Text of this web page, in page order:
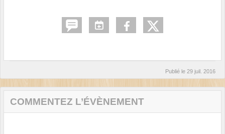
Publié le 29 juil. 2016
COMMENTEZ L’ÉVÈNEMENT